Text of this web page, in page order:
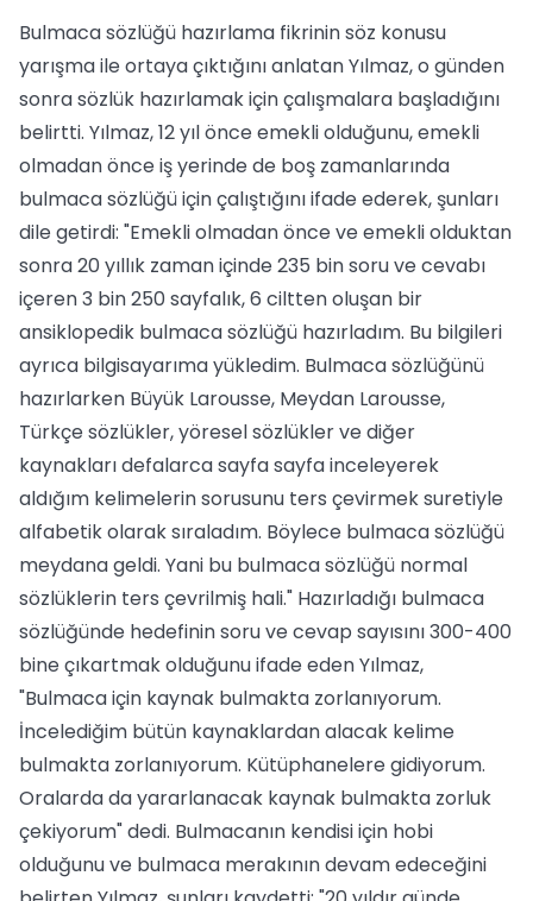
Bulmaca sözlüğü hazırlama fikrinin söz konusu
yarışma ile ortaya çıktığını anlatan Yılmaz, o günden
sonra sözlük hazırlamak için çalışmalara başladığını
belirtti. Yılmaz, 12 yıl önce emekli olduğunu, emekli
olmadan önce iş yerinde de boş zamanlarında
bulmaca sözlüğü için çalıştığını ifade ederek, şunları
dile getirdi: "Emekli olmadan önce ve emekli olduktan
sonra 20 yıllık zaman içinde 235 bin soru ve cevabı
içeren 3 bin 250 sayfalık, 6 ciltten oluşan bir
ansiklopedik bulmaca sözlüğü hazırladım. Bu bilgileri
ayrıca bilgisayarıma yükledim. Bulmaca sözlüğünü
hazırlarken Büyük Larousse, Meydan Larousse,
Türkçe sözlükler, yöresel sözlükler ve diğer
kaynakları defalarca sayfa sayfa inceleyerek
aldığım kelimelerin sorusunu ters çevirmek suretiyle
alfabetik olarak sıraladım. Böylece bulmaca sözlüğü
meydana geldi. Yani bu bulmaca sözlüğü normal
sözlüklerin ters çevrilmiş hali." Hazırladığı bulmaca
sözlüğünde hedefinin soru ve cevap sayısını 300-400
bine çıkartmak olduğunu ifade eden Yılmaz,
"Bulmaca için kaynak bulmakta zorlanıyorum.
İncelediğim bütün kaynaklardan alacak kelime
bulmakta zorlanıyorum. Kütüphanelere gidiyorum.
Oralarda da yararlanacak kaynak bulmakta zorluk
çekiyorum" dedi. Bulmacanın kendisi için hobi
olduğunu ve bulmaca merakının devam edeceğini